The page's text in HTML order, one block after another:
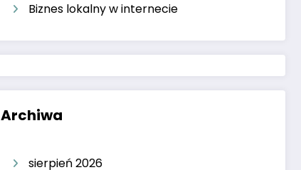
Biznes lokalny w internecie
Archiwa
sierpień 2026